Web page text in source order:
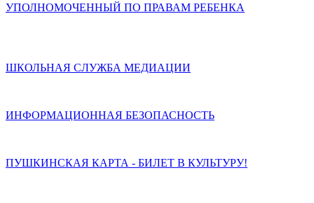
УПОЛНОМОЧЕННЫЙ ПО ПРАВАМ РЕБЕНКА
ШКОЛЬНАЯ СЛУЖБА МЕДИАЦИИ
ИНФОРМАЦИОННАЯ БЕЗОПАСНОСТЬ
ПУШКИНСКАЯ КАРТА - БИЛЕТ В КУЛЬТУРУ!